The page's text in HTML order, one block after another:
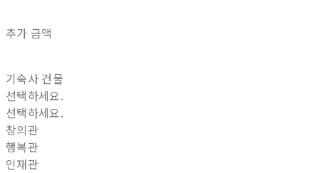
추가 금액
기숙사 건물
선택하세요.
선택하세요.
창의관
행복관
인재관